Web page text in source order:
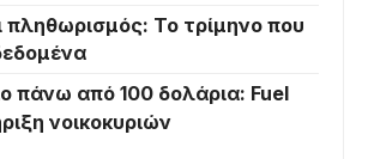
πληθωρισμός: Το τρίμηνο που
πάνω από 100 δολάρια: Fuel
νοικοκυριών